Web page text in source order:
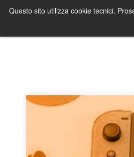
Questo sito utilizza cookie tecnici.
The stream of